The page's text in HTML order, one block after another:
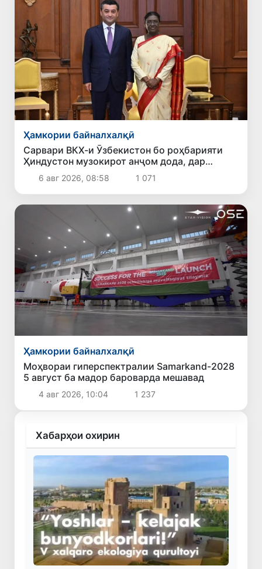
Ҳамкории байналхалқӣ
Сарвари ВКХ-и Ӯзбекистон бо роҳбарияти
Ҳиндустон музокирот анҷом дода, дар
Форуми соҳибкории Ӯзбекистону Ҳиндустон
иштирок кард
6 авг 2026, 08:58 1 071
Ҳамкории байналхалқӣ
Моҳвораи гиперспектралии Samarkand-2028
5 август ба мадор бароварда мешавад
4 авг 2026, 10:04 1 237
Хабарҳои охирин